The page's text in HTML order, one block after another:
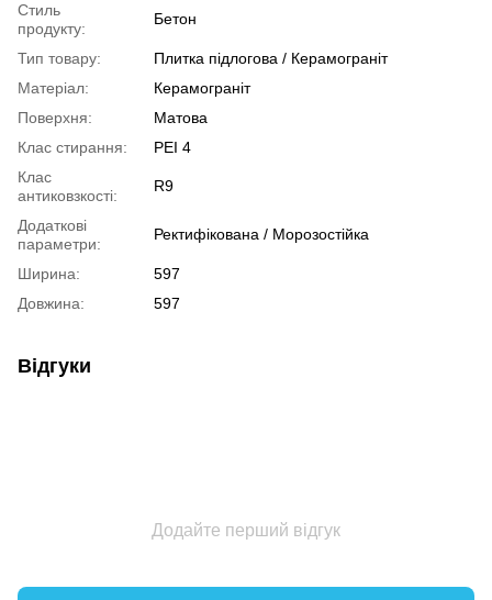
Стиль
продукту:
Бетон
Тип товару:
Плитка підлогова / Керамограніт
Матеріал:
Керамограніт
Поверхня:
Матова
Клас стирання:
PEI 4
Клас
антиковзкості:
R9
Додаткові
параметри:
Ректифікована / Морозостійка
Ширина:
597
Довжина:
597
Відгуки
Додайте перший відгук